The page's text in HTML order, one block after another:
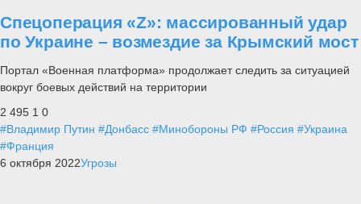
Спецоперация «Z»: массированный удар
по Украине – возмездие за Крымский мост
Портал «Военная платформа» продолжает следить за ситуацией
вокруг боевых действий на территории
2 495 1 0
#Владимир Путин #Донбасс #Минобороны РФ #Россия #Украина
#Франция
6 октября 2022Угрозы